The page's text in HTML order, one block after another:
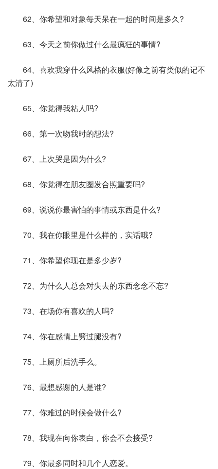
62、你希望和对象每天呆在一起的时间是多久?
63、今天之前你做过什么最疯狂的事情?
64、喜欢我穿什么风格的衣服(好像之前有类似的记不
太清了)
65、你觉得我粘人吗?
66、第一次吻我时的想法?
67、上次哭是因为什么?
68、你觉得在朋友圈发合照重要吗?
69、说说你最害怕的事情或东西是什么?
70、我在你眼里是什么样的，实话哦?
71、你希望你现在是多少岁?
72、为什么人总会对失去的东西念念不忘?
73、在场你有喜欢的人吗?
74、你在感情上劈过腿没有?
75、上厕所后洗手么。
76、最想感谢的人是谁?
77、你难过的时候会做什么?
78、我现在向你表白，你会不会接受?
79、你最多同时和几个人恋爱。